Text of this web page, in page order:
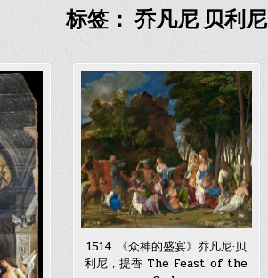
标签： 乔凡尼 贝利尼
1514 《众神的盛宴》乔凡尼·贝
利尼，提香 The Feast of the